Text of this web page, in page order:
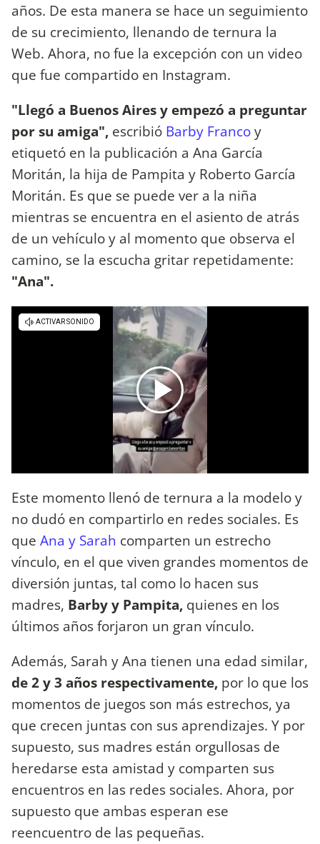
años. De esta manera se hace un seguimiento
de su crecimiento, llenando de ternura la
Web. Ahora, no fue la excepción con un video
que fue compartido en Instagram.
"Llegó a Buenos Aires y empezó a preguntar
por su amiga", escribió Barby Francoy
etiquetó en la publicación a Ana García
Moritán, la hija de Pampita y Roberto García
Moritán. Es que se puede ver a la niña
mientras se encuentra en el asiento de atrás
de un vehículo y al momento que observa el
camino, se la escucha gritar repetidamente:
"Ana".
Este momento llenó de ternura a la modelo y
no dudó en compartirlo en redes sociales. Es
que Ana y Sarah comparten un estrecho
vínculo, en el que viven grandes momentos de
diversión juntas, tal como lo hacen sus
madres, Barby y Pampita, quienes en los
últimos años forjaron un gran vínculo.
Además, Sarah y Ana tienen una edad similar,
de 2 y 3 años respectivamente, por lo que los
momentos de juegos son más estrechos, ya
que crecen juntas con sus aprendizajes. Y por
supuesto, sus madres están orgullosas de
heredarse esta amistad y comparten sus
encuentros en las redes sociales. Ahora, por
supuesto que ambas esperan ese
reencuentro de las pequeñas.